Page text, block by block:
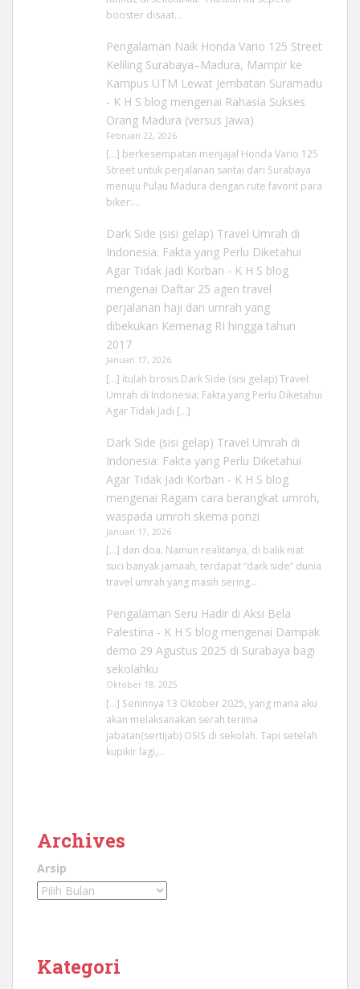
booster disaat…
Pengalaman Naik Honda Vario 125 Street
Keliling Surabaya–Madura, Mampir ke
Kampus UTM Lewat Jembatan Suramadu
- K H S blogmengenai Rahasia Sukses
Orang Madura (versus Jawa)
Februari 22, 2026
[…] berkesempatan menjajal Honda Vario 125
Street untuk perjalanan santai dari Surabaya
menuju Pulau Madura dengan rute favorit para
biker:…
Dark Side (sisi gelap) Travel Umrah di
Indonesia: Fakta yang Perlu Diketahui
Agar Tidak Jadi Korban - K H S blog
mengenai Daftar 25 agen travel
perjalanan haji dan umrah yang
dibekukan Kemenag RI hingga tahun
2017
Januari 17, 2026
[…] itulah brosis Dark Side (sisi gelap) Travel
Umrah di Indonesia: Fakta yang Perlu Diketahui
Agar Tidak Jadi […]
Dark Side (sisi gelap) Travel Umrah di
Indonesia: Fakta yang Perlu Diketahui
Agar Tidak Jadi Korban - K H S blog
mengenai Ragam cara berangkat umroh,
waspada umroh skema ponzi
Januari 17, 2026
[…] dan doa. Namun realitanya, di balik niat
suci banyak jamaah, terdapat “dark side” dunia
travel umrah yang masih sering…
Pengalaman Seru Hadir di Aksi Bela
Palestina - K H S blogmengenai Dampak
demo 29 Agustus 2025 di Surabaya bagi
sekolahku
Oktober 18, 2025
[…] Seninnya 13 Oktober 2025, yang mana aku
akan melaksanakan serah terima
jabatan(sertijab) OSIS di sekolah. Tapi setelah
kupikir lagi,…
Archives
Arsip
Kategori